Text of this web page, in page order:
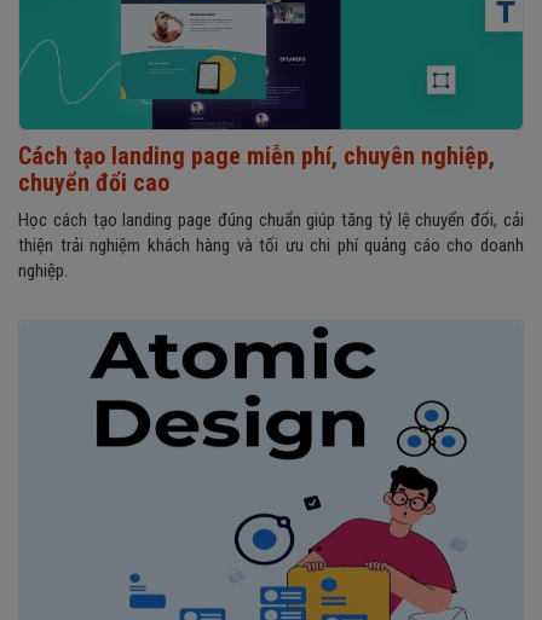
Cách tạo landing page miễn phí, chuyên nghiệp,
chuyển đổi cao
Học cách tạo landing page đúng chuẩn giúp tăng tỷ lệ chuyển đổi, cải
thiện trải nghiệm khách hàng và tối ưu chi phí quảng cáo cho doanh
nghiệp.